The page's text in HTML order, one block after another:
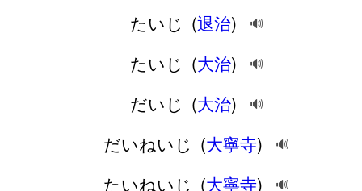
たいじ (退治) 🔊
たいじ (大治) 🔊
だいじ (大治) 🔊
だいねいじ (大寧寺) 🔊
たいねいじ (大寧寺) 🔊